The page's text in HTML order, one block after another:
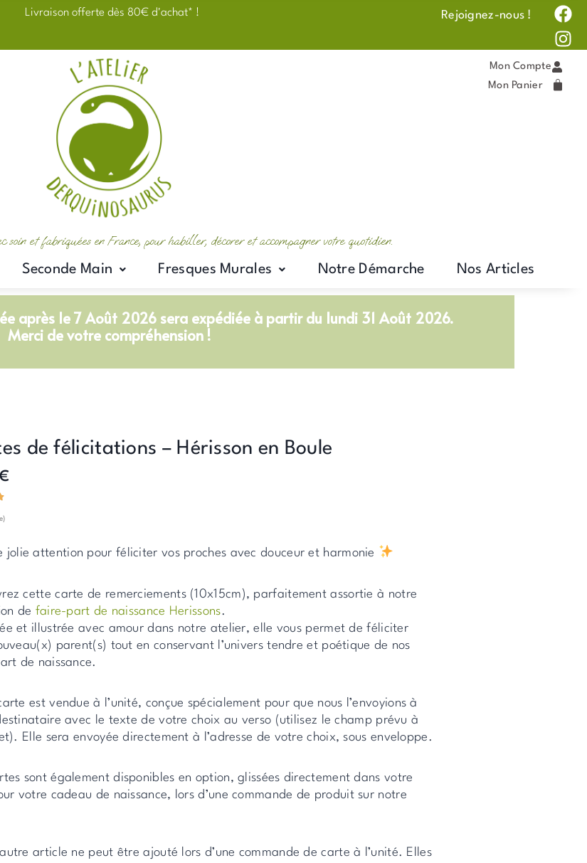
Livraison offerte dès 80€ d'achat* ! Rejoignez-nous !
a
c
e
b
o
n
s
t
a
g
Mon Compte
Mon Panier
soin et fabriquées en France, pour habiller, décorer et accompagner votre quotidien.
Seconde Main Fresques Murales Notre Démarche Nos Articles
après le 7 Août 2026 sera expédiée à partir du lundi 31 Août 2026.
Merci de votre compréhension !
de félicitations – Hérisson en Boule
jolie attention pour féliciter vos proches avec douceur et harmonie
cette carte de remerciements (10x15cm), parfaitement assortie à notre
de faire-part de naissance Herissons.
et illustrée avec amour dans notre atelier, elle vous permet de féliciter
parent(s) tout en conservant l’univers tendre et poétique de nos
de naissance.
est vendue à l’unité, conçue spécialement pour que nous l’envoyions à
avec le texte de votre choix au verso (utilisez le champ prévu à
Elle sera envoyée directement à l’adresse de votre choix, sous enveloppe.
sont également disponibles en option, glissées directement dans votre
votre cadeau de naissance, lors d’une commande de produit sur notre
article ne peut être ajouté lors d’une commande de carte à l’unité. Elles